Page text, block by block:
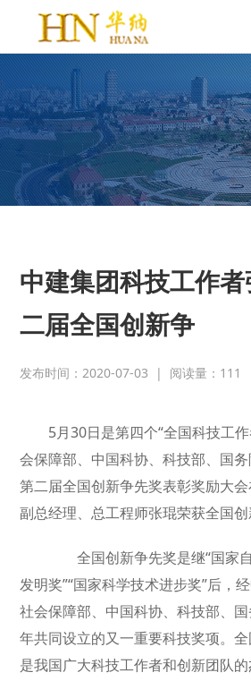
中建集团科技工作
二届全国创新争
发布时间：2020-07-03 | 阅读量： 111
5月30日是第四个“全国科技工
会保障部、中国科协、科技部、国
第二届全国创新争先奖表彰奖励大
副总经理、总工程师张琨荣获全国创
全国创新争先奖是继“国家自
发明奖”“国家科学技术进步奖”后，
社会保障部、中国科协、科技部、
年共同设立的又一重要科技奖项。
是我国广大科技工作者和创新团队